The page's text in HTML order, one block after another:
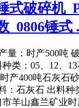
式破碎机
_0806锤式
量：时产500吨
类：05、12、
产400吨石灰石
：石灰石 出料种
羊山鑫兰矿业时